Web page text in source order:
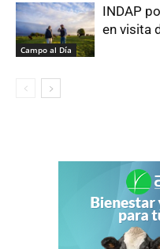
Campo al Día
INDAP
en visita